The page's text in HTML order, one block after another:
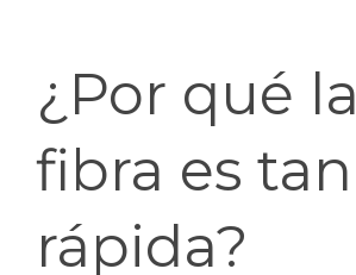
¿Por qué la
fibra es tan
rápida?